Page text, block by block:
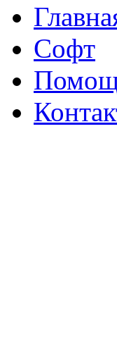
Софт